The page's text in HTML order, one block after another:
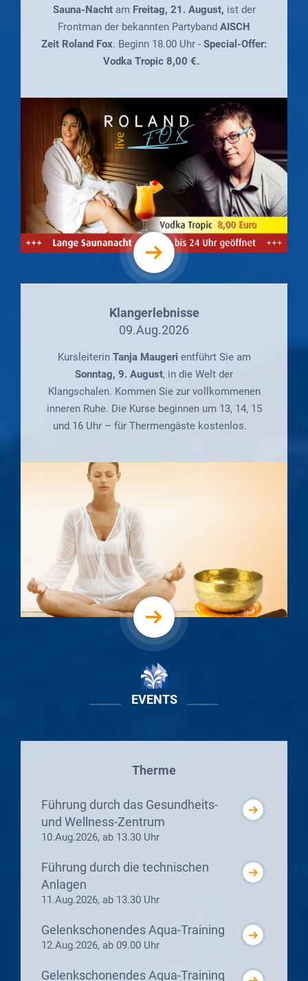
Sauna-Nachtam Freitag, 21. August, ist der
Frontman der bekannten Partyband AISCH
Zeit Roland Fox. Beginn 18.00 Uhr - Special-Offer:
Vodka Tropic 8,00 €.
Klangerlebnisse
09.Aug.2026
Kursleiterin Tanja Maugeri entführt Sie am
Sonntag, 9. August, in die Welt der
Klangschalen. Kommen Sie zur vollkommenen
inneren Ruhe. Die Kurse beginnen um 13, 14, 15
und 16 Uhr – für Thermengäste kostenlos.
EVENTS
Therme
Führung durch das Gesundheits-
und Wellness-Zentrum
10.Aug.2026, ab 13.30 Uhr
Führung durch die technischen
Anlagen
11.Aug.2026, ab 13.30 Uhr
Gelenkschonendes Aqua-Training
12.Aug.2026, ab 09.00 Uhr
Gelenkschonendes Aqua-Training